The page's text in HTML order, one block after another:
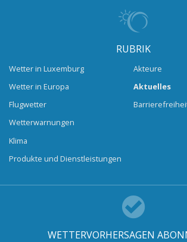
RUBRIK
Wetter in Luxemburg
Wetter in Europa
Flugwetter
Wetterwarnungen
Klima
Produkte und Dienstleistungen
Akteure
Aktuelles
WETTERVORHERSAGEN